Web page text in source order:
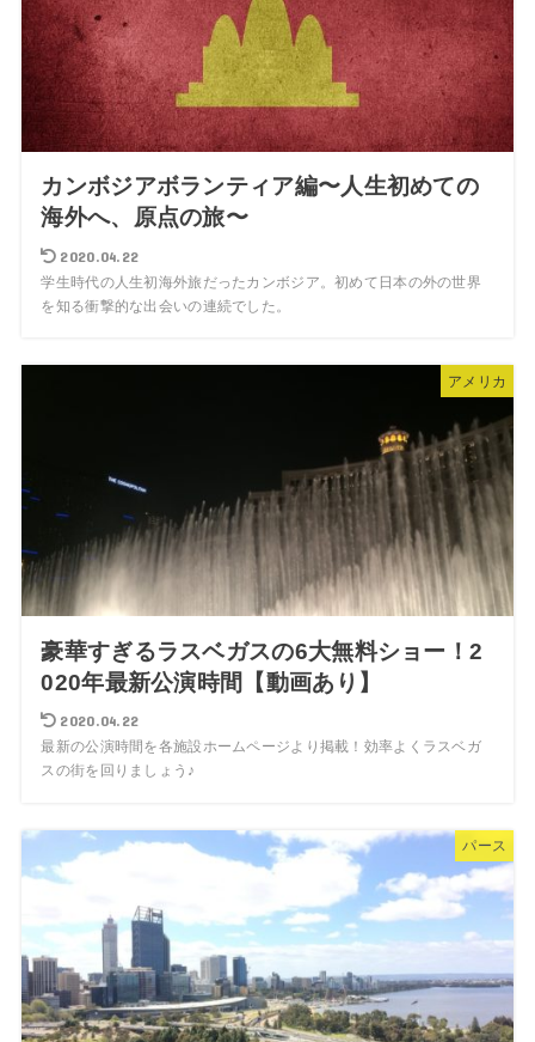
カンボジアボランティア編〜人生初めての
海外へ、原点の旅〜
2020.04.22
学生時代の人生初海外旅だったカンボジア。初めて日本の外の世界
を知る衝撃的な出会いの連続でした。
アメリカ
豪華すぎるラスベガスの6大無料ショー！2
020年最新公演時間【動画あり】
2020.04.22
最新の公演時間を各施設ホームページより掲載！効率よくラスベガ
スの街を回りましょう♪
パース